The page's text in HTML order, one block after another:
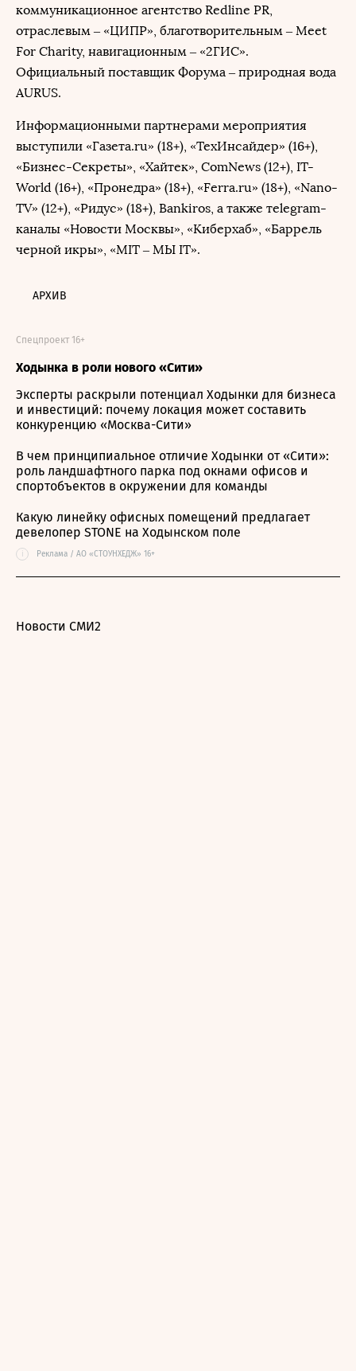
коммуникационное агентство Redline PR,
отраслевым – «ЦИПР», благотворительным – Meet
For Charity, навигационным – «2ГИС».
Официальный поставщик Форума – природная вода
AURUS.
Информационными партнерами мероприятия
выступили «Газета.ru» (18+), «ТехИнсайдер» (16+),
«Бизнес-Секреты», «Хайтек», ComNews (12+), IT-
World (16+), «Пронедра» (18+), «Ferra.ru» (18+), «Nano-
TV» (12+), «Ридус» (18+), Bankiros, а также тelegram-
каналы «Новости Москвы», «Киберхаб», «Баррель
черной икры», «MIT ‒ МЫ IT».
АРХИВ
Ходынка в роли нового «Сити»
Спецпроект 16+
Эксперты раскрыли потенциал Ходынки для бизнеса
и инвестиций: почему локация может составить
конкуренцию «Москва-Сити»
В чем принципиальное отличие Ходынки от «Сити»:
роль ландшафтного парка под окнами офисов и
спортобъектов в окружении для команды
Какую линейку офисных помещений предлагает
девелопер STONE на Ходынском поле
i Реклама / АО «СТОУНХЕДЖ» 16+
Новости СМИ2